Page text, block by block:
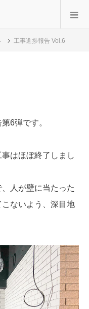
工事進捗報告 Vol.6
6弾です。
はほぼ終了しまし
人が壁に当たった
ないよう、深目地